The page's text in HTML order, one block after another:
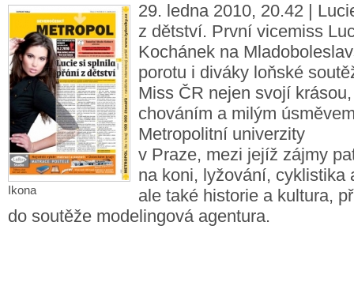
Ikona
29. ledna 2010, 20.42 |
z dětství. První vicemiss
Kochánek na
porotu i diváky loňské
Miss ČR nejen svojí
chováním a milým
Metropolitní univerzity
v Praze, mezi jejíž zájmy
na koni, lyžování, cyklistika
ale také historie a kultura,
do soutěže modelingová agentura.